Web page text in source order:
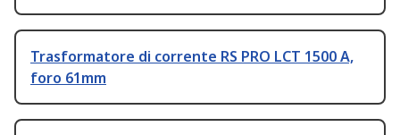
Trasformatore di corrente RS PRO LCT 1500 A,
foro 61mm